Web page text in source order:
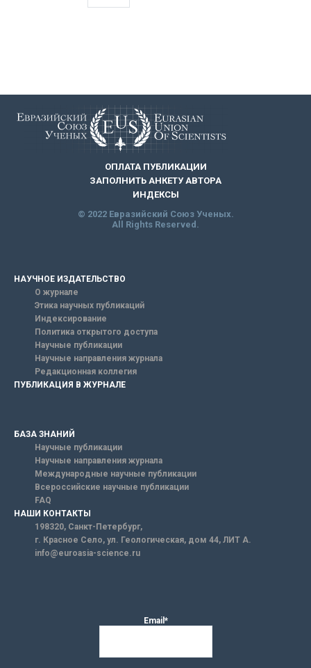
ОПЛАТА ПУБЛИКАЦИИ
ЗАПОЛНИТЬ АНКЕТУ АВТОРА
ИНДЕКСЫ
© 2022 Евразийский Союз Ученых.
All Rights Reserved.
НАУЧНОЕ ИЗДАТЕЛЬСТВО
О журнале
Этика научных публикаций
Индексирование
Политика открытого доступа
Научные публикации
Научные направления журнала
Редакционная коллегия
ПУБЛИКАЦИЯ В ЖУРНАЛЕ
БАЗА ЗНАНИЙ
Научные публикации
Научные направления журнала
Международные научные публикации
Всероссийские научные публикации
FAQ
НАШИ КОНТАКТЫ
198320, Санкт-Петербург,
г. Красное Село, ул. Геологическая, дом 44, ЛИТ А.
info@euroasia-science.ru
Email*